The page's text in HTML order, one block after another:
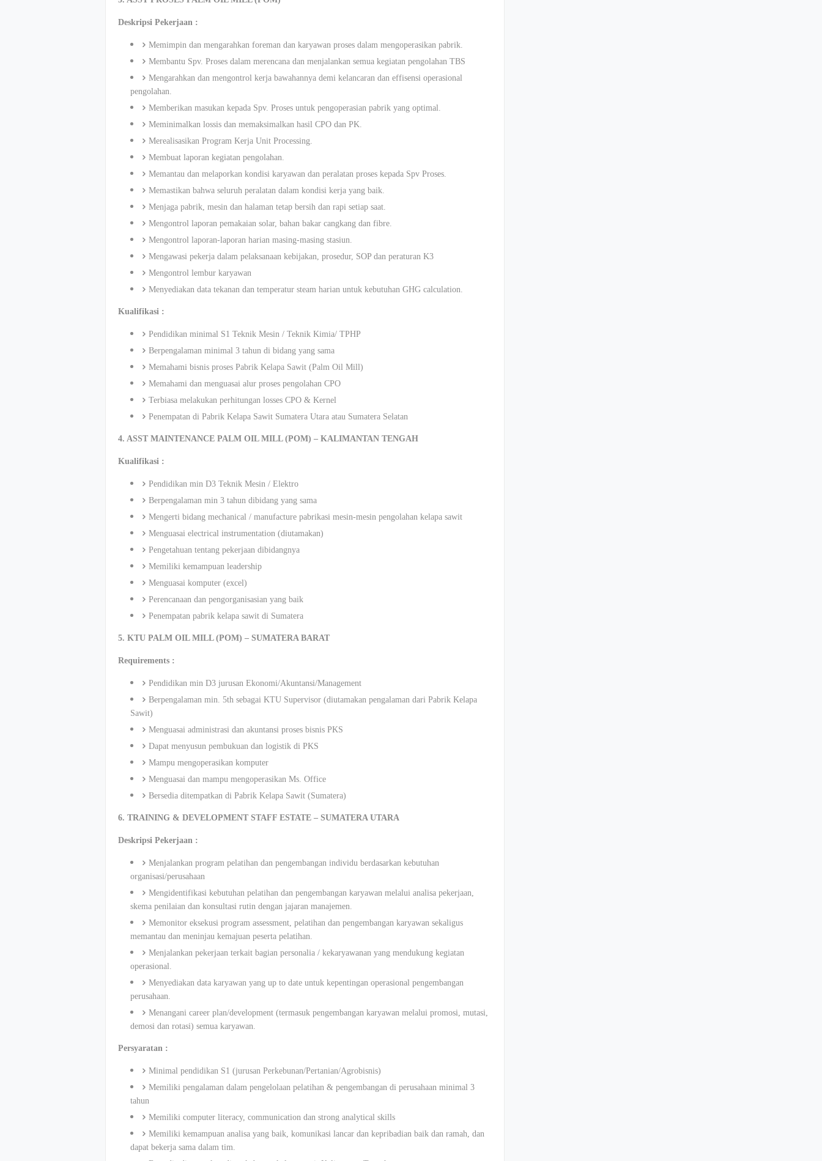
Deskripsi Pekerjaan :
Memimpin dan mengarahkan foreman dan karyawan proses dalam mengoperasikan pabrik.
Membantu Spv. Proses dalam merencana dan menjalankan semua kegiatan pengolahan TBS
Mengarahkan dan mengontrol kerja bawahannya demi kelancaran dan effisensi operasional
pengolahan.
Memberikan masukan kepada Spv. Proses untuk pengoperasian pabrik yang optimal.
Meminimalkan lossis dan memaksimalkan hasil CPO dan PK.
Merealisasikan Program Kerja Unit Processing.
Membuat laporan kegiatan pengolahan.
Memantau dan melaporkan kondisi karyawan dan peralatan proses kepada Spv Proses.
Memastikan bahwa seluruh peralatan dalam kondisi kerja yang baik.
Menjaga pabrik, mesin dan halaman tetap bersih dan rapi setiap saat.
Mengontrol laporan pemakaian solar, bahan bakar cangkang dan fibre.
Mengontrol laporan-laporan harian masing-masing stasiun.
Mengawasi pekerja dalam pelaksanaan kebijakan, prosedur, SOP dan peraturan K3
Mengontrol lembur karyawan
Menyediakan data tekanan dan temperatur steam harian untuk kebutuhan GHG calculation.
Kualifikasi :
Pendidikan minimal S1 Teknik Mesin / Teknik Kimia/ TPHP
Berpengalaman minimal 3 tahun di bidang yang sama
Memahami bisnis proses Pabrik Kelapa Sawit (Palm Oil Mill)
Memahami dan menguasai alur proses pengolahan CPO
Terbiasa melakukan perhitungan losses CPO & Kernel
Penempatan di Pabrik Kelapa Sawit Sumatera Utara atau Sumatera Selatan
4. ASST MAINTENANCE PALM OIL MILL (POM) – KALIMANTAN TENGAH
Kualifikasi :
Pendidikan min D3 Teknik Mesin / Elektro
Berpengalaman min 3 tahun dibidang yang sama
Mengerti bidang mechanical / manufacture pabrikasi mesin-mesin pengolahan kelapa sawit
Menguasai electrical instrumentation (diutamakan)
Pengetahuan tentang pekerjaan dibidangnya
Memiliki kemampuan leadership
Menguasai komputer (excel)
Perencanaan dan pengorganisasian yang baik
Penempatan pabrik kelapa sawit di Sumatera
5. KTU PALM OIL MILL (POM) – SUMATERA BARAT
Requirements :
Pendidikan min D3 jurusan Ekonomi/Akuntansi/Management
Berpengalaman min. 5th sebagai KTU Supervisor (diutamakan pengalaman dari Pabrik Kelapa
Sawit)
Menguasai administrasi dan akuntansi proses bisnis PKS
Dapat menyusun pembukuan dan logistik di PKS
Mampu mengoperasikan komputer
Menguasai dan mampu mengoperasikan Ms. Office
Bersedia ditempatkan di Pabrik Kelapa Sawit (Sumatera)
6. TRAINING & DEVELOPMENT STAFF ESTATE – SUMATERA UTARA
Deskripsi Pekerjaan :
Menjalankan program pelatihan dan pengembangan individu berdasarkan kebutuhan
organisasi/perusahaan
Mengidentifikasi kebutuhan pelatihan dan pengembangan karyawan melalui analisa pekerjaan,
skema penilaian dan konsultasi rutin dengan jajaran manajemen.
Memonitor eksekusi program assessment, pelatihan dan pengembangan karyawan sekaligus
memantau dan meninjau kemajuan peserta pelatihan.
Menjalankan pekerjaan terkait bagian personalia / kekaryawanan yang mendukung kegiatan
operasional.
Menyediakan data karyawan yang up to date untuk kepentingan operasional pengembangan
perusahaan.
Menangani career plan/development (termasuk pengembangan karyawan melalui promosi, mutasi,
demosi dan rotasi) semua karyawan.
Persyaratan :
Minimal pendidikan S1 (jurusan Perkebunan/Pertanian/Agrobisnis)
Memiliki pengalaman dalam pengelolaan pelatihan & pengembangan di perusahaan minimal 3
tahun
Memiliki computer literacy, communication dan strong analytical skills
Memiliki kemampuan analisa yang baik, komunikasi lancar dan kepribadian baik dan ramah, dan
dapat bekerja sama dalam tim.